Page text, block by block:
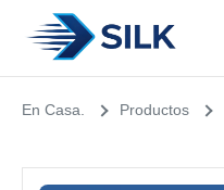
En Casa. Productos